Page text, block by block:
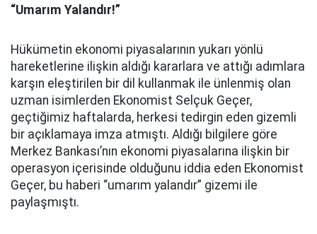
“Umarım Yalandır!”
Hükümetin ekonomi piyasalarının yukarı yönlü
hareketlerine ilişkin aldığı kararlara ve attığı adımlara
karşın eleştirilen bir dil kullanmak ile ünlenmiş olan
uzman isimlerden Ekonomist Selçuk Geçer,
geçtiğimiz haftalarda, herkesi tedirgin eden gizemli
bir açıklamaya imza atmıştı. Aldığı bilgilere göre
Merkez Bankası’nın ekonomi piyasalarına ilişkin bir
operasyon içerisinde olduğunu iddia eden Ekonomist
Geçer, bu haberi “umarım yalandır” gizemi ile
paylaşmıştı.